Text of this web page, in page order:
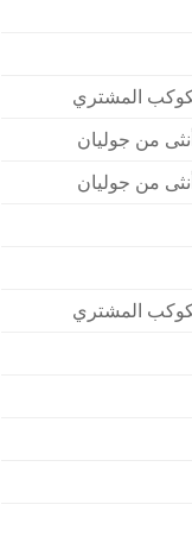
المشتري
المشتري